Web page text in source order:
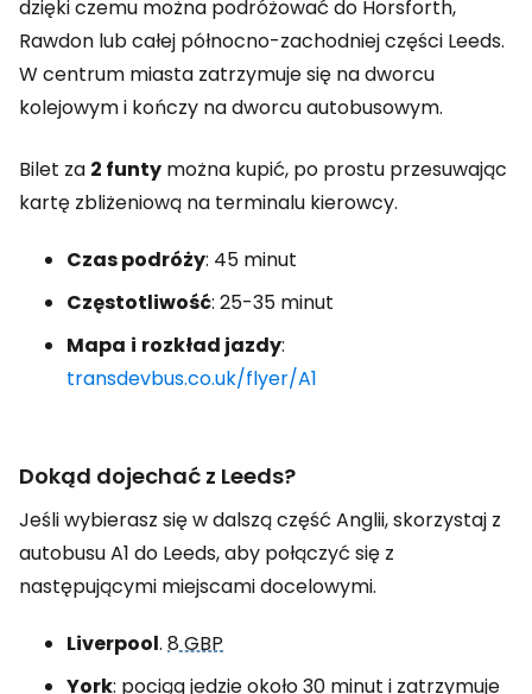
dzięki czemu można podróżować do Horsforth,
Rawdon lub całej północno-zachodniej części Leeds.
W centrum miasta zatrzymuje się na dworcu
kolejowym i kończy na dworcu autobusowym.
Bilet za 2 funty można kupić, po prostu przesuwając
kartę zbliżeniową na terminalu kierowcy.
Czas podróży: 45 minut
Częstotliwość: 25-35 minut
Mapa i rozkład jazdy:
transdevbus.co.uk/flyer/A1
Dokąd dojechać z Leeds?
Jeśli wybierasz się w dalszą część Anglii, skorzystaj z
autobusu A1 do Leeds, aby połączyć się z
następującymi miejscami docelowymi.
Liverpool. 8 GBP
York: pociąg jedzie około 30 minut i zatrzymuje